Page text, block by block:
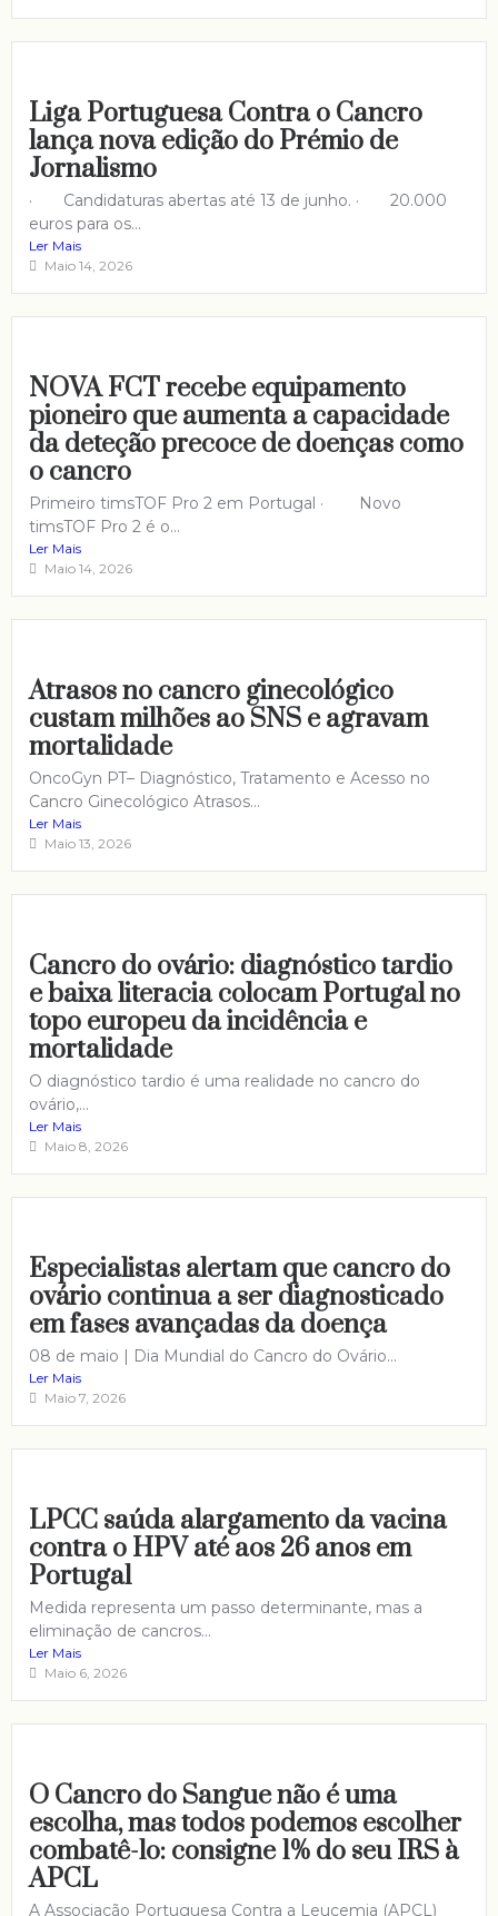
Liga Portuguesa Contra o Cancro
lança nova edição do Prémio de
Jornalismo
· Candidaturas abertas até 13 de junho. · 20.000
euros para os...
Ler Mais
Maio 14, 2026
NOVA FCT recebe equipamento
pioneiro que aumenta a capacidade
da deteção precoce de doenças como
o cancro
Primeiro timsTOF Pro 2 em Portugal · Novo
timsTOF Pro 2 é o...
Ler Mais
Maio 14, 2026
Atrasos no cancro ginecológico
custam milhões ao SNS e agravam
mortalidade
OncoGyn PT– Diagnóstico, Tratamento e Acesso no
Cancro Ginecológico Atrasos...
Ler Mais
Maio 13, 2026
Cancro do ovário: diagnóstico tardio
e baixa literacia colocam Portugal no
topo europeu da incidência e
mortalidade
O diagnóstico tardio é uma realidade no cancro do
ovário,...
Ler Mais
Maio 8, 2026
Especialistas alertam que cancro do
ovário continua a ser diagnosticado
em fases avançadas da doença
08 de maio | Dia Mundial do Cancro do Ovário...
Ler Mais
Maio 7, 2026
LPCC saúda alargamento da vacina
contra o HPV até aos 26 anos em
Portugal
Medida representa um passo determinante, mas a
eliminação de cancros...
Ler Mais
Maio 6, 2026
O Cancro do Sangue não é uma
escolha, mas todos podemos escolher
combatê-lo: consigne 1% do seu IRS à
APCL
A Associação Portuguesa Contra a Leucemia (APCL)